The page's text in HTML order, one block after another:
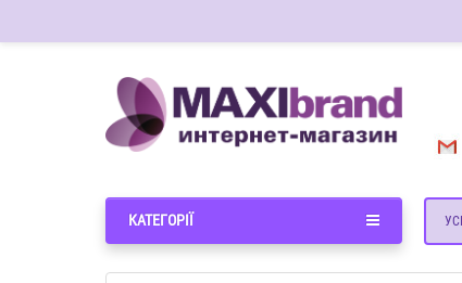
КАТЕГОРІЇ